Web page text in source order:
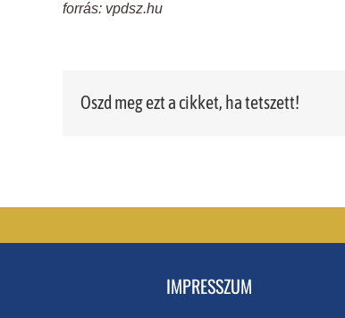
forrás: vpdsz.hu
Oszd meg ezt a cikket, ha tetszett!
IMPRESSZUM